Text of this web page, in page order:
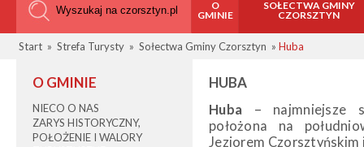
O
GMINIE
SOŁECTWA GMINY
CZORSZTYN
Start » Strefa Turysty » Sołectwa Gminy Czorsztyn » Huba
O GMINIE
NIECO O NAS
ZARYS HISTORYCZNY,
POŁOŻENIE I WALORY
HUBA
Huba – najmniejsze
położona na
Jeziorem